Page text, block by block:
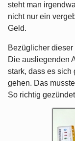
steht man
nicht nur ein
Geld.
Bezüglicher
Die ausliegenden
stark, dass es sich
gehen. Das
So richtig